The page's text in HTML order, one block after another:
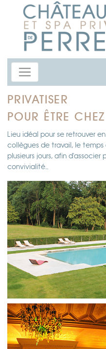
PRIVATISER
POUR ÊTRE CHEZ
Lieu idéal pour se retrouver
collègues de travail, le temps
plusieurs jours, afin d'associer
convivialité...